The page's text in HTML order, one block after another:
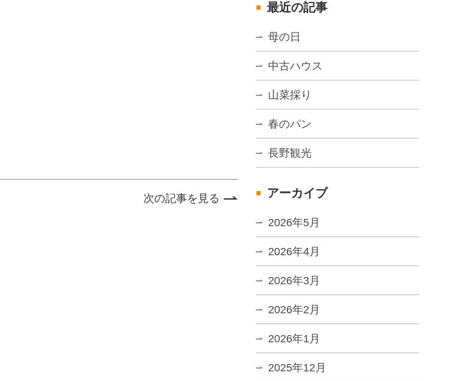
次の記事を見る
最近の記事
母の日
中古ハウス
山菜採り
春のパン
長野観光
アーカイブ
2026年5月
2026年4月
2026年3月
2026年2月
2026年1月
2025年12月